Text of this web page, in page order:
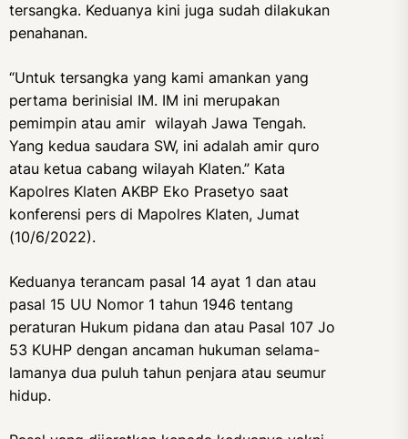
tersangka. Keduanya kini juga sudah dilakukan
penahanan.
“Untuk tersangka yang kami amankan yang
pertama berinisial IM. IM ini merupakan
pemimpin atau amir wilayah Jawa Tengah.
Yang kedua saudara SW, ini adalah amir quro
atau ketua cabang wilayah Klaten.” Kata
Kapolres Klaten AKBP Eko Prasetyo saat
konferensi pers di Mapolres Klaten, Jumat
(10/6/2022).
Keduanya terancam pasal 14 ayat 1 dan atau
pasal 15 UU Nomor 1 tahun 1946 tentang
peraturan Hukum pidana dan atau Pasal 107 Jo
53 KUHP dengan ancaman hukuman selama-
lamanya dua puluh tahun penjara atau seumur
hidup.